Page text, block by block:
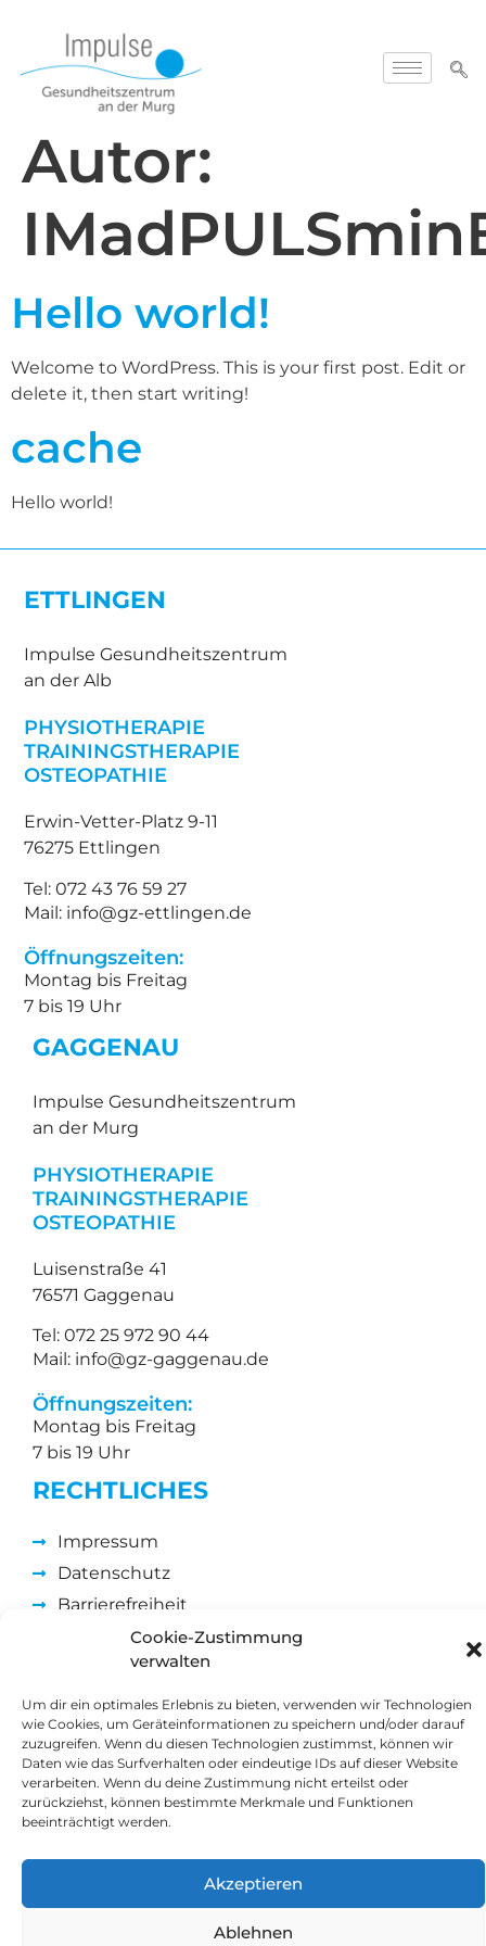
Cookie-Zustimmung
verwalten
Um dir ein optimales Erlebnis zu bieten, verwenden wir Technologien
wie Cookies, um Geräteinformationen zu speichern und/oder darauf
zuzugreifen. Wenn du diesen Technologien zustimmst, können wir
Daten wie das Surfverhalten oder eindeutige IDs auf dieser Website
verarbeiten. Wenn du deine Zustimmung nicht erteilst oder
zurückziehst, können bestimmte Merkmale und Funktionen
beeinträchtigt werden.
Akzeptieren
Ablehnen
Autor:
Hello world!
Welcome to WordPress. This is your first post. Edit or
delete it, then start writing!
cache
Hello world!
ETTLINGEN
Impulse Gesundheitszentrum
an der Alb
PHYSIOTHERAPIE
TRAININGSTHERAPIE
OSTEOPATHIE
Erwin-Vetter-Platz 9-11
76275 Ettlingen
Tel: 072 43 76 59 27
Mail: info@gz-ettlingen.de
Öffnungszeiten:
Montag bis Freitag
7 bis 19 Uhr
GAGGENAU
Impulse Gesundheitszentrum
an der Murg
PHYSIOTHERAPIE
TRAININGSTHERAPIE
OSTEOPATHIE
Luisenstraße 41
76571 Gaggenau
Tel: 072 25 972 90 44
Mail: info@gz-gaggenau.de
Öffnungszeiten:
Montag bis Freitag
7 bis 19 Uhr
RECHTLICHES
Impressum
Datenschutz
Barrierefreiheit
@2026 Impulse; alle Rechte vorbehalten
BUCHEN